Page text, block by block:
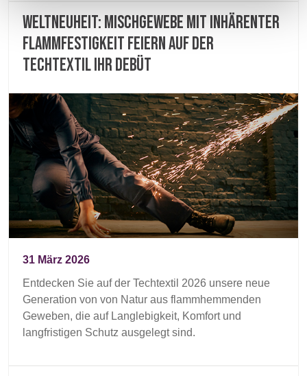
Weltneuheit: Mischgewebe mit inhärenter
Flammfestigkeit feiern auf der
Techtextil ihr Debüt
31 März 2026
Entdecken Sie auf der Techtextil 2026 unsere neue
Generation von von Natur aus flammhemmenden
Geweben, die auf Langlebigkeit, Komfort und
langfristigen Schutz ausgelegt sind.